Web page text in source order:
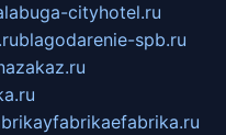
cityhotel.ru
blagodarenie-spb.ru